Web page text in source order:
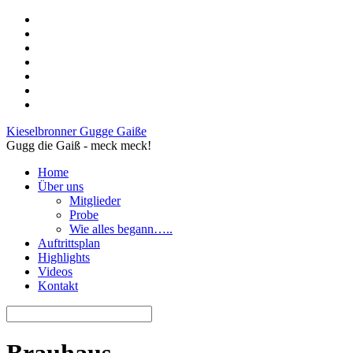
Kieselbronner Gugge Gaiße
Gugg die Gaiß - meck meck!
Home
Über uns
Mitglieder
Probe
Wie alles begann…..
Auftrittsplan
Highlights
Videos
Kontakt